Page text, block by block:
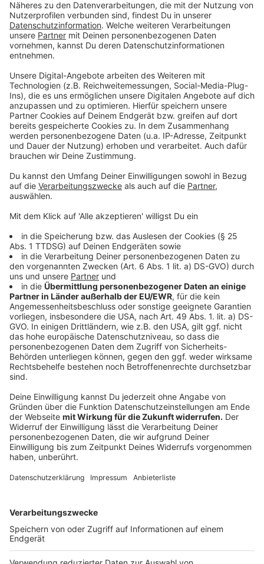
den Körper. Wenige Tage schlechter Schlaf - so Igor
Grigoriev - seien erstmal nicht so wild. "Allerdings
merken sie das schon relativ schnell, dass ihnen Schlaf
fehlt." Zieht sich dies über mehrere Wochen hinweg,
mit Kleinkindern oder Menschen im Schichtdienst
vorkommen. Unsere Leistungsfähigkeit sinkt enorm.
Wer 48 stunden gar nicht schläft, halbiert seine
Leistungsfähigkeit. Bei zu wenig Schlaf werden wir
ziemlich schnell reizbarer, geräuschempfindlicher und
haben massive Konzentrationsprobleme.
einen Stresszustand. Herzschlag und Blutdruck
steigen. Die Gefahr des Sekundenschlafs steigt,
Langfristige Folgen können übrigens ein erhöhtes
Risiko für Diabetes, Herzinfarkt oder Schlaganfälle
sein.
Anzeige
© Kliniken Maria Hilf GmbH / Mönchengladbach
Anzeige
Helfen Schlafgadgets gegen die Probleme?
Anzeige
Schlafsprays, Gewichtsdecken oder Schlafbrillen
Idealfall. Häufig hört man aber, dass das alles nur
Schlafklinik in Mönchengladbach
Blödsinn würden wir es nicht bezeichnen. Die Geräte
werden immer besser, genau so wie Apps und